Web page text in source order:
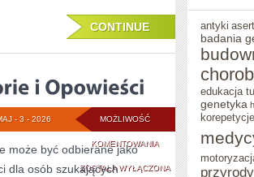
CONTINUE
MOŻLIWOŚĆ
KOMENTOWANIAWIEJSKIE
HISTORIE
ZOSTAŁA WYŁĄCZONA
- 3 - 2026
może być odbierane jako
dla osób szukających
antyki
badania
edukacja
genetyka
korepetycje
przyrody